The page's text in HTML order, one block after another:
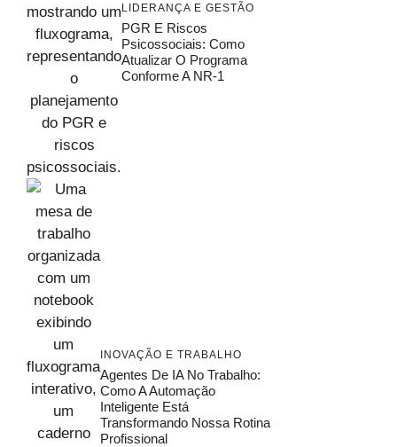
LIDERANÇA E GESTÃO
PGR E Riscos
Psicossociais: Como
Atualizar O Programa
Conforme A NR-1
INOVAÇÃO E TRABALHO
Agentes De IA No Trabalho:
Como A Automação
Inteligente Está
Transformando Nossa Rotina
Profissional